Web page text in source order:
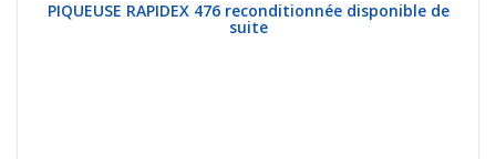
PIQUEUSE RAPIDEX 476 reconditionnée disponible de
suite